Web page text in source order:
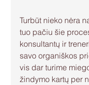
Turbūt nieko nėra
tuo pačiu šie
konsultantų ir
savo organiškos
vis dar turime
žindymo kartų per